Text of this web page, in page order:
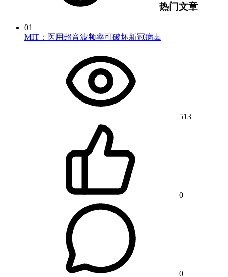
热门文章
01
MIT：医用超音波频率可破坏新冠病毒
513
0
0